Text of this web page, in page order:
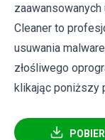
zaawansowanych
Cleaner to
usuwania
złośliwego
klikając poniższy